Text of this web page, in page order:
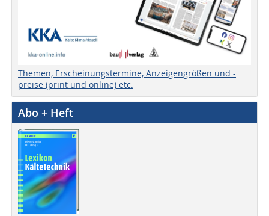
Themen, Erscheinungstermine, Anzeigengrößen und -
preise (print und online) etc.
Abo + Heft